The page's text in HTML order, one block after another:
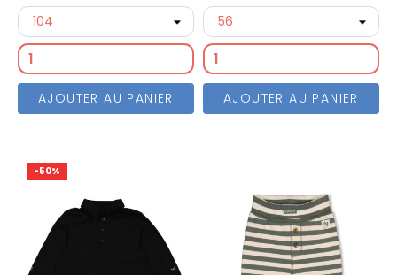
AJOUTER AU PANIER AJOUTER AU PANIER
-50%